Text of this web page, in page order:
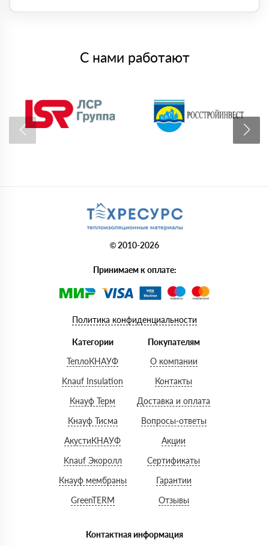
С нами работают
© 2010-2026
Принимаем к оплате:
Политика конфиденциальности
Категории
ТеплоКНАУФ
Knauf Insulation
Кнауф Терм
Кнауф Тисма
АкустиКНАУФ
Knauf Экоролл
Кнауф мембраны
GreenTERM
Покупателям
О компании
Контакты
Доставка и оплата
Вопросы-ответы
Акции
Сертификаты
Гарантии
Отзывы
Контактная информация